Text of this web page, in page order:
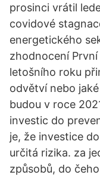
prosinci vrátil
covidové
energetického
zhodnocení
letošního roku
odvětví nebo
budou v roce
investic do
je, že investice
určitá rizika. za
způsobů, do